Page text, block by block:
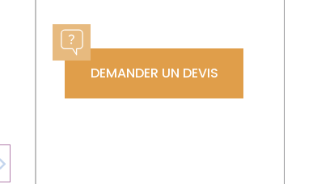
Next
DEMANDER UN DEVIS